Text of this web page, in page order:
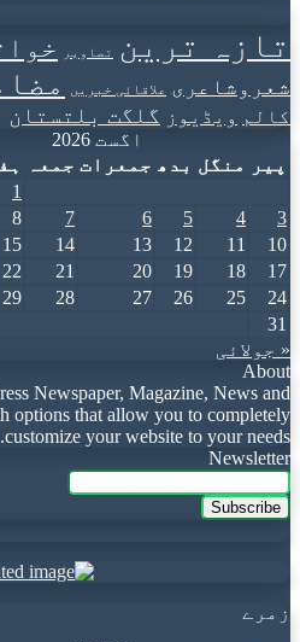
تازہ ترین تصاویر
شعروشاعری علاقائی خبریں
کالم ویڈیوز گلگت بلتستان
اگست 2026
پیر
منگل بدھ جمعرات جمعہ
1
3
4
5
6
7
8
10
11
12
13
14
15
17
18
19
20
21
22
24
25
26
27
28
29
31
« جولائی
About
Newspaper, Magazine, News and
options that allow you to completely
customize your website to your needs.
Newsletter
Enter
your
Email
زمرے